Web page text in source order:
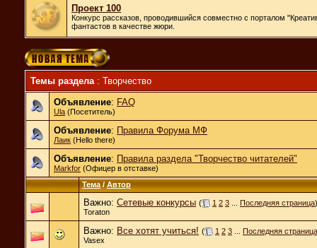
Проект 100
Конкурс рассказов, проводившийся совместно с порталом
фантастов в качестве жюри.
Темы раздела : Творчество
Объявление: FAQ
Ula (Посетитель)
Объявление: Правила Форума МФ
Лаик (Hello there)
Объявление: Правила раздела "Творчество читателей"
Markfor (Офицер в отставке)
Тема / Автор
Важно: Сетевые конкурсы ( 1 2 3 Последняя страница)
Toraton
Важно: Все хотят учиться! ( 1 2 3
Последняя страница
Vasex